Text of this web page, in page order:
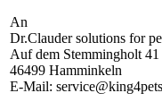
An
Dr.Clauder solutions for
Auf dem Stemmingholt 41
46499 Hamminkeln
E-Mail: